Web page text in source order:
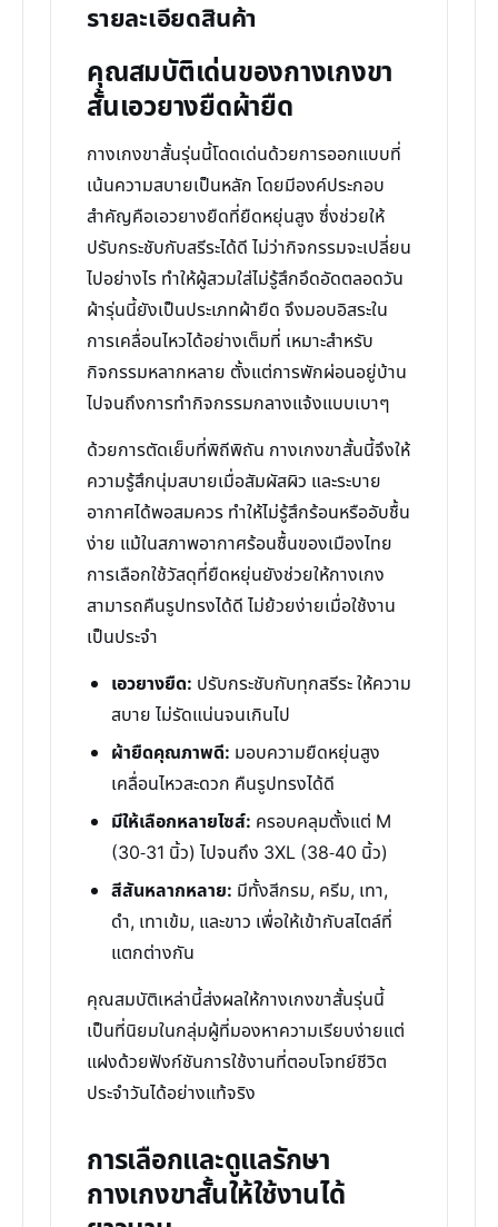
รายละเอียดสินค้า
คุณสมบัติเด่นของกางเกงขา
สั้นเอวยางยืดผ้ายืด
กางเกงขาสั้นรุ่นนี้โดดเด่นด้วยการออกแบบที่
เน้นความสบายเป็นหลัก โดยมีองค์ประกอบ
สำคัญคือเอวยางยืดที่ยืดหยุ่นสูง ซึ่งช่วยให้
ปรับกระชับกับสรีระได้ดี ไม่ว่ากิจกรรมจะเปลี่ยน
ไปอย่างไร ทำให้ผู้สวมใส่ไม่รู้สึกอึดอัดตลอดวัน
ผ้ารุ่นนี้ยังเป็นประเภทผ้ายืด จึงมอบอิสระใน
การเคลื่อนไหวได้อย่างเต็มที่ เหมาะสำหรับ
กิจกรรมหลากหลาย ตั้งแต่การพักผ่อนอยู่บ้าน
ไปจนถึงการทำกิจกรรมกลางแจ้งแบบเบาๆ
ด้วยการตัดเย็บที่พิถีพิถัน กางเกงขาสั้นนี้จึงให้
ความรู้สึกนุ่มสบายเมื่อสัมผัสผิว และระบาย
อากาศได้พอสมควร ทำให้ไม่รู้สึกร้อนหรืออับชื้น
ง่าย แม้ในสภาพอากาศร้อนชื้นของเมืองไทย
การเลือกใช้วัสดุที่ยืดหยุ่นยังช่วยให้กางเกง
สามารถคืนรูปทรงได้ดี ไม่ย้วยง่ายเมื่อใช้งาน
เป็นประจำ
เอวยางยืด: ปรับกระชับกับทุกสรีระ ให้ความ
สบาย ไม่รัดแน่นจนเกินไป
ผ้ายืดคุณภาพดี: มอบความยืดหยุ่นสูง
เคลื่อนไหวสะดวก คืนรูปทรงได้ดี
มีให้เลือกหลายไซส์: ครอบคลุมตั้งแต่ M
(30-31 นิ้ว) ไปจนถึง 3XL (38-40 นิ้ว)
สีสันหลากหลาย: มีทั้งสีกรม, ครีม, เทา,
ดำ, เทาเข้ม, และขาว เพื่อให้เข้ากับสไตล์ที่
แตกต่างกัน
คุณสมบัติเหล่านี้ส่งผลให้กางเกงขาสั้นรุ่นนี้
เป็นที่นิยมในกลุ่มผู้ที่มองหาความเรียบง่ายแต่
แฝงด้วยฟังก์ชันการใช้งานที่ตอบโจทย์ชีวิต
ประจำวันได้อย่างแท้จริง
การเลือกและดูแลรักษา
กางเกงขาสั้นให้ใช้งานได้